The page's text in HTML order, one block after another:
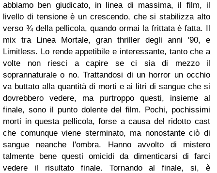
abbiamo ben giudicato, in linea di massima, il film, il
livello di tensione è un crescendo, che si stabilizza alto
verso ¾ della pellicola, quando ormai la frittata è fatta. Il
mix tra Linea Mortale, gran thriller degli anni '90, e
Limitless. Lo rende appetibile e interessante, tanto che a
volte non riesci a capire se ci sia di mezzo il
soprannaturale o no. Trattandosi di un horror un occhio
va buttato alla quantità di morti e ai litri di sangue che si
dovrebbero vedere, ma purtroppo questi, insieme al
finale, sono il punto dolente del film. Pochi, pochissimi
morti in questa pellicola, forse a causa del ridotto cast
che comunque viene sterminato, ma nonostante ciò di
sangue neanche l'ombra. Hanno avvolto di mistero
talmente bene questi omicidi da dimenticarsi di farci
vedere il risultato finale. Tornando al finale, si, è